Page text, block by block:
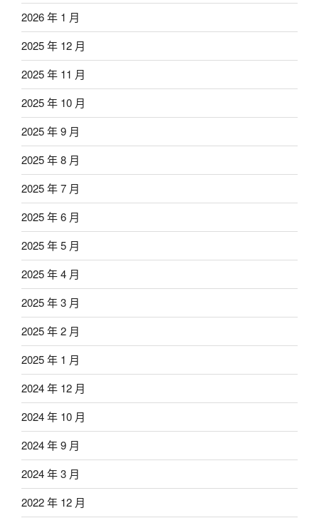
2026 年 1 月
2025 年 12 月
2025 年 11 月
2025 年 10 月
2025 年 9 月
2025 年 8 月
2025 年 7 月
2025 年 6 月
2025 年 5 月
2025 年 4 月
2025 年 3 月
2025 年 2 月
2025 年 1 月
2024 年 12 月
2024 年 10 月
2024 年 9 月
2024 年 3 月
2022 年 12 月